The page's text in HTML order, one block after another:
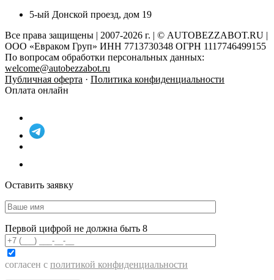
5-ый Донской проезд, дом 19
Все права защищены | 2007-2026 г. | © AUTOBEZZABOT.RU |
ООО «Евраком Груп» ИНН 7713730348 ОГРН 1117746499155
По вопросам обработки персональных данных:
welcome@autobezzabot.ru
Публичная оферта · Политика конфиденциальности
Оплата онлайн
Оставить заявку
Первой цифрой не должна быть 8
согласен с политикой конфиденциальности